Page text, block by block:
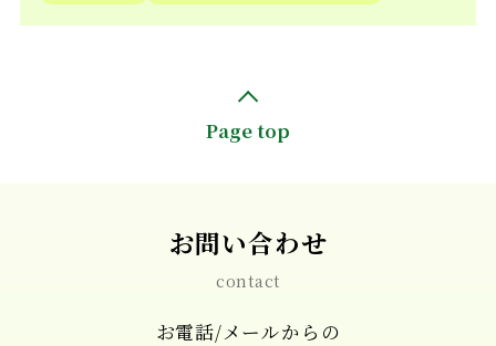
Page top
お問い合わせ
contact
お電話/メールからの